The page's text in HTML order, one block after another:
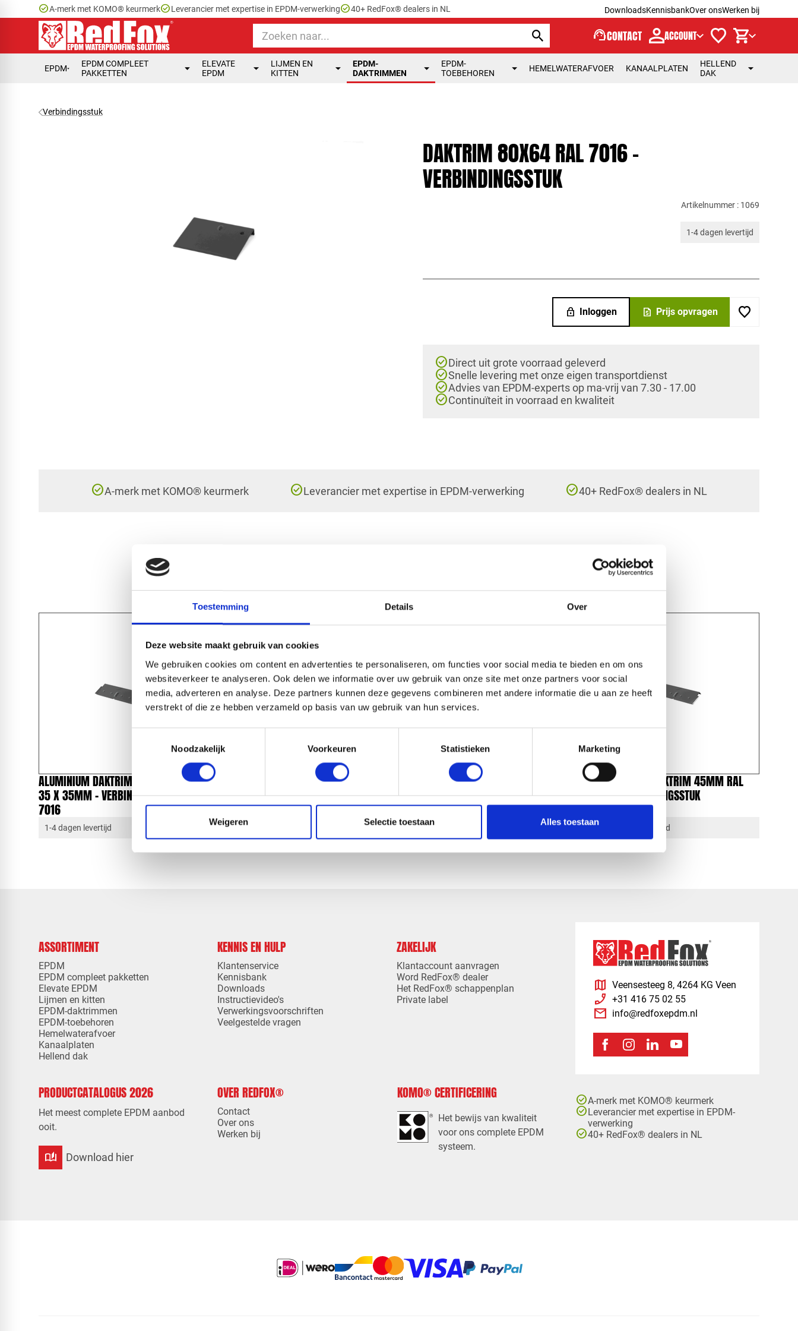
Toestemming Details Over
Deze website maakt gebruik van cookies
We gebruiken cookies om content en advertenties te personaliseren, om functies voor social media te bieden en om ons
websiteverkeer te analyseren. Ook delen we informatie over uw gebruik van onze site met onze partners voor social
media, adverteren en analyse. Deze partners kunnen deze gegevens combineren met andere informatie die u aan ze heeft
verstrekt of die ze hebben verzameld op basis van uw gebruik van hun services.
Noodzakelijk
Voorkeuren Statistieken Marketing
Weigeren Selectie toestaan Alles toestaan
check_circleA-merk met KOMO® keurmerkcheck_circleLeverancier met expertise in EPDM-verwerkingcheck_circle40+ RedFox® dealers in NL DownloadsKennisbankOver onsWerken bij
support_agentCONTACT ACCOUNT
EPDM
EPDM COMPLEET
PAKKETTEN
ELEVATE
EPDM
LIJMEN EN
KITTEN
EPDM-
DAKTRIMMEN
EPDM-
TOEBEHOREN
HEMELWATERAFVOER KANAALPLATEN
HELLEND
DAK
Verbindingsstuk
DAKTRIM 80X64 RAL 7016 -
VERBINDINGSSTUK
Artikelnummer : 1069
1-4 dagen levertijd
lock Inloggen request_quote Prijs opvragen
check_circleDirect uit grote voorraad geleverd
check_circleSnelle levering met onze eigen transportdienst
check_circleAdvies van EPDM-experts op ma-vrij van 7.30 - 17.00
check_circleContinuïteit in voorraad en kwaliteit
check_circleA-merk met KOMO® keurmerk check_circleLeverancier met expertise in EPDM-verwerking check_circle40+ RedFox® dealers in NL
ALUMINIUM DAKTRIM STANDAARD
35 X 35MM - VERBINDINGSSTUK RAL
7016
1-4 dagen levertijd
ALUMINIUM DAKTRIM 27 X 40MM
KRAAL RAL 7016 VERBINDINGSSTUK
1-4 dagen levertijd
ALUMINIUM DAKTRIM 60MM RAL
7016 VERBINDINGSSTUK
1-4 dagen levertijd
ALUMINIUM DAKTRIM 45MM RAL
7016 VERBINDINGSSTUK
1-4 dagen levertijd
ASSORTIMENT
EPDM
EPDM compleet pakketten
Elevate EPDM
Lijmen en kitten
EPDM-daktrimmen
EPDM-toebehoren
Hemelwaterafvoer
Kanaalplaten
Hellend dak
KENNIS EN HULP
Klantenservice
Kennisbank
Downloads
Instructievideo's
Verwerkingsvoorschriften
Veelgestelde vragen
ZAKELIJK
Klantaccount aanvragen
Word RedFox® dealer
Het RedFox® schappenplan
Private label
PRODUCTCATALOGUS 2026
Het meest complete EPDM aanbod
ooit.
auto_stories Download hier
OVER REDFOX®
Contact
Over ons
Werken bij
KOMO® CERTIFICERING
Het bewijs van kwaliteit
voor ons complete EPDM
systeem.
map Veensesteeg 8, 4264 KG Veen
phone_enabled +31 416 75 02 55
mail info@redfoxepdm.nl
check_circleA-merk met KOMO® keurmerk
check_circleLeverancier met expertise in EPDM-
verwerking
check_circle40+ RedFox® dealers in NL